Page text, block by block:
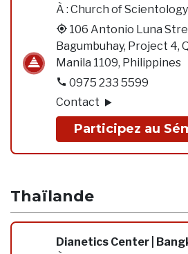
À : Church of
106 Antonio Luna
Bagumbuhay, Project 4,
Manila 1109, Philippines
0975 233 5599
Contact
Participez au
Thaïlande
Dianetics Center |